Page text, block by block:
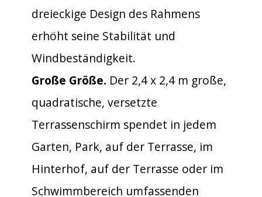
dreieckige Design des Rahmens
erhöht seine Stabilität und
Windbeständigkeit.
Große Größe. Der 2,4 x 2,4 m große,
quadratische, versetzte
Terrassenschirm spendet in jedem
Garten, Park, auf der Terrasse, im
Hinterhof, auf der Terrasse oder im
Schwimmbereich umfassenden